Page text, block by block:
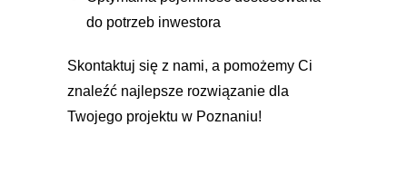
do potrzeb inwestora
Skontaktuj się z nami, a pomożemy Ci
znaleźć najlepsze rozwiązanie dla
Twojego projektu w Poznaniu!